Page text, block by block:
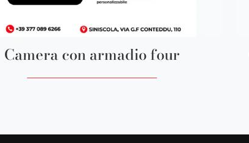
Camera con armadio four